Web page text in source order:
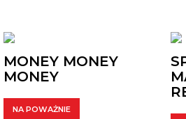
MONEY MONEY
MONEY
NA POWAŻNIE